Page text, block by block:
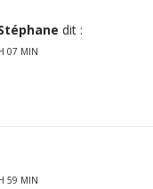
dit :
07 MIN
59 MIN